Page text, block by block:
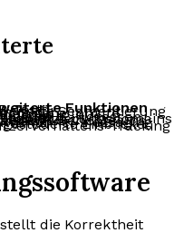
Funktionen
Tests Segmentierung
Inhalte
IP-Adressen
Authentifizierungsdomains
und Analysen Messaging
Einblicke
Tracking
die Korrektheit